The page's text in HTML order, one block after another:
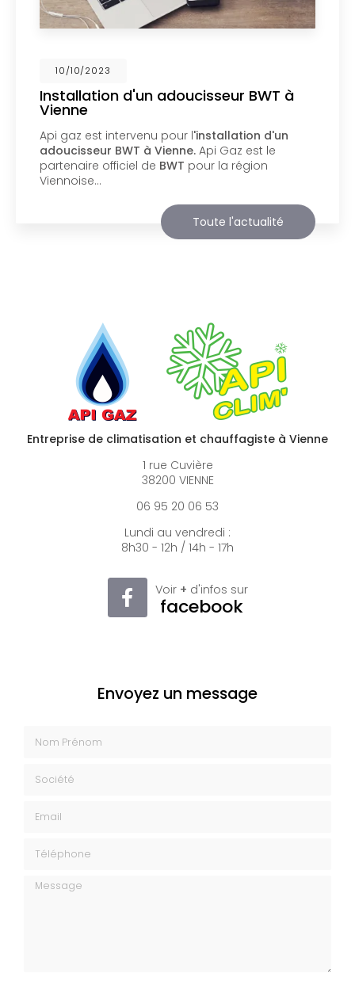
02/10/2023
Nouveau support de communication
web
Api Gaz à Viennevous présente son nouveau
support de communication web réalisé par la
sociétéBIIM COM . Vous souhaitant une
agréable visite, si vous avez besoin…
Toute l'actualité
Entreprise de climatisation et chauffagiste à Vienne
1 rue Cuvière
38200 VIENNE
06 95 20 06 53
Lundi au vendredi :
8h30 - 12h / 14h - 17h
Voir + d'infos sur
facebook
Envoyez un message
Message